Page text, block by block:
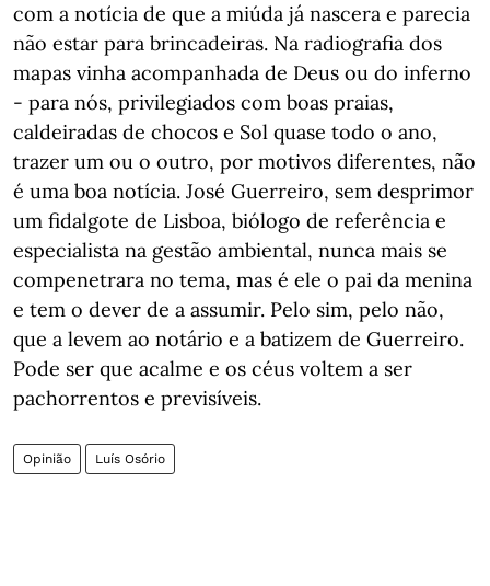
com a notícia de que a miúda já nascera e parecia
não estar para brincadeiras. Na radiografia dos
mapas vinha acompanhada de Deus ou do inferno
- para nós, privilegiados com boas praias,
caldeiradas de chocos e Sol quase todo o ano,
trazer um ou o outro, por motivos diferentes, não
é uma boa notícia. José Guerreiro, sem desprimor
um fidalgote de Lisboa, biólogo de referência e
especialista na gestão ambiental, nunca mais se
compenetrara no tema, mas é ele o pai da menina
e tem o dever de a assumir. Pelo sim, pelo não,
que a levem ao notário e a batizem de Guerreiro.
Pode ser que acalme e os céus voltem a ser
pachorrentos e previsíveis.
Opinião Luís Osório